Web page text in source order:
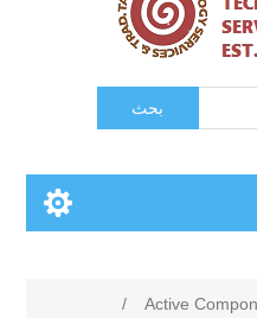
بحث
Active
/